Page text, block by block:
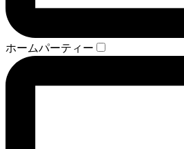
ホームパーティー